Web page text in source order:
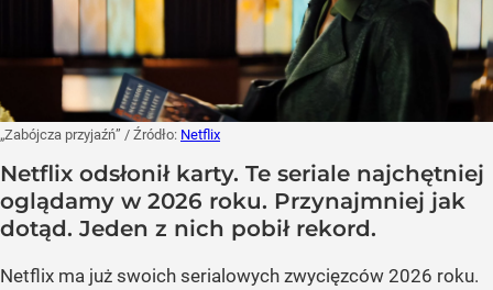
„Zabójcza przyjaźń” / Źródło: Netflix
Netflix odsłonił karty. Te seriale najchętniej
oglądamy w 2026 roku. Przynajmniej jak
dotąd. Jeden z nich pobił rekord.
Netflix ma już swoich serialowych zwycięzców 2026 roku.